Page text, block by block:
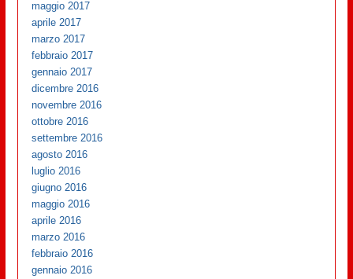
maggio 2017
aprile 2017
marzo 2017
febbraio 2017
gennaio 2017
dicembre 2016
novembre 2016
ottobre 2016
settembre 2016
agosto 2016
luglio 2016
giugno 2016
maggio 2016
aprile 2016
marzo 2016
febbraio 2016
gennaio 2016